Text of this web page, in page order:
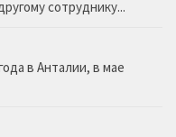
сотруднику...
в Анталии, в мае